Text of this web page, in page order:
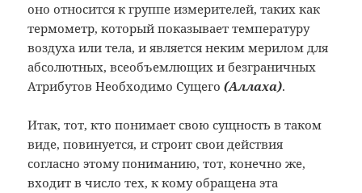
оно относится к группе измерителей, таких как
термометр, который показывает температуру
воздуха или тела, и является неким мерилом для
абсолютных, всеобъемлющих и безграничных
Атрибутов Необходимо Сущего(Аллаха).
Итак, тот, кто понимает свою сущность в таком
виде, повинуется, и строит свои действия
согласно этому пониманию, тот, конечно же,
входит в число тех, к кому обращена эта